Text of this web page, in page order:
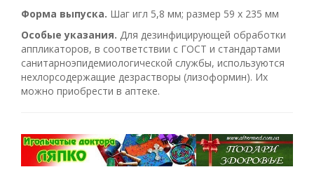
Форма выпуска. Шаг игл 5,8 мм; размер 59 х 235 мм
Особые указания. Для дезинфицирующей обработки
аппликаторов, в соответствии с ГОСТ и стандартами
санитарно­эпидемиологической службы, используются
нехлорсодержащие дезрастворы (лизоформин). Их
можно приобрести в аптеке.